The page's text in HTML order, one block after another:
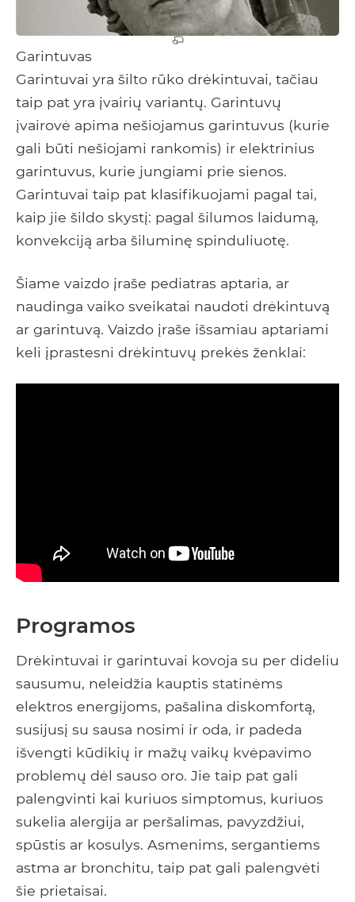
Garintuvas
Garintuvai yra šilto rūko drėkintuvai, tačiau
taip pat yra įvairių variantų. Garintuvų
įvairovė apima nešiojamus garintuvus (kurie
gali būti nešiojami rankomis) ir elektrinius
garintuvus, kurie jungiami prie sienos.
Garintuvai taip pat klasifikuojami pagal tai,
kaip jie šildo skystį: pagal šilumos laidumą,
konvekciją arba šiluminę spinduliuotę.
Šiame vaizdo įraše pediatras aptaria, ar
naudinga vaiko sveikatai naudoti drėkintuvą
ar garintuvą. Vaizdo įraše išsamiau aptariami
keli įprastesni drėkintuvų prekės ženklai:
Programos
Drėkintuvai ir garintuvai kovoja su per dideliu
sausumu, neleidžia kauptis statinėms
elektros energijoms, pašalina diskomfortą,
susijusį su sausa nosimi ir oda, ir padeda
išvengti kūdikių ir mažų vaikų kvėpavimo
problemų dėl sauso oro. Jie taip pat gali
palengvinti kai kuriuos simptomus, kuriuos
sukelia alergija ar peršalimas, pavyzdžiui,
spūstis ar kosulys. Asmenims, sergantiems
astma ar bronchitu, taip pat gali palengvėti
šie prietaisai.